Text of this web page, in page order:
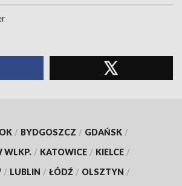
/ BYDGOSZCZ / GDAŃSK /
WLKP. / KATOWICE / KIELCE /
/ LUBLIN / ŁÓDŹ / OLSZTYN /